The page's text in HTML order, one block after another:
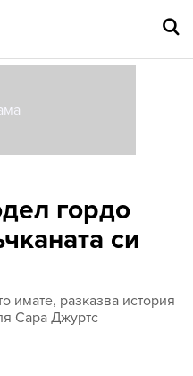
гордо
си
имате, разказва история
Сара Джуртс